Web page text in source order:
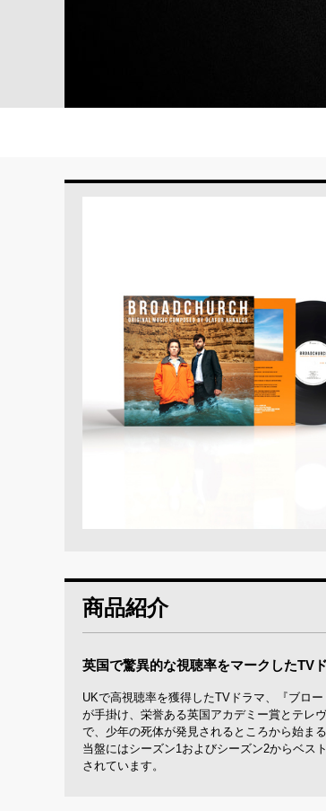
商品紹介
英国で驚異的な視聴率をマークしたTV
UKで高視聴率を獲得したTVドラマ、『ブロ
が手掛け、栄誉ある英国アカデミー賞とテレ
で、少年の死体が発見されるところから始ま
当盤にはシーズン1およびシーズン2からベス
されています。